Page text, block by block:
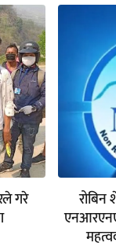
गरे